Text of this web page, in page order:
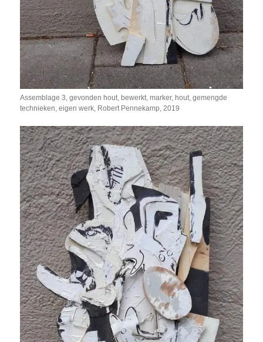
Assemblage 3, gevonden hout, bewerkt, marker, hout, gemengde
technieken, eigen werk, Robert Pennekamp, 2019